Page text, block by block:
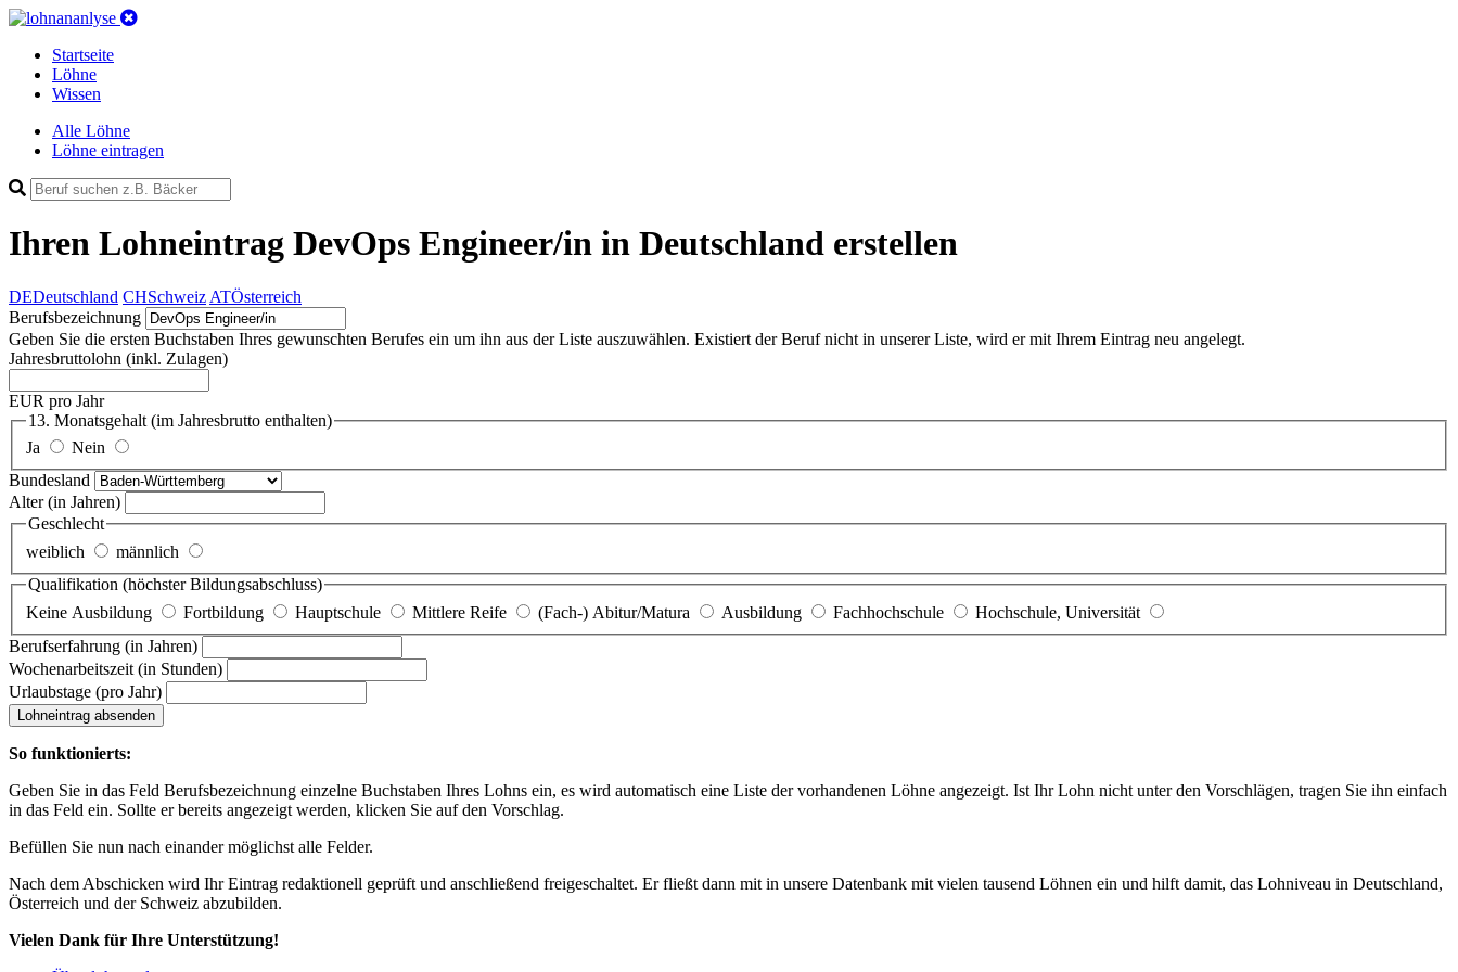
Startseite
Löhne
Wissen
Alle Löhne
Löhne eintragen
Ihren Lohneintrag DevOps Engineer/in in Deutschland erstellen
DEDeutschland CHSchweiz ATÖsterreich
Berufsbezeichnung
Geben Sie die ersten Buchstaben Ihres gewunschten Berufes ein um ihn aus der Liste auszuwählen. Existiert der Beruf nicht in unserer Liste, wird er mit Ihrem Eintrag neu angelegt.
Jahresbruttolohn (inkl. Zulagen)
EUR pro Jahr
13. Monatsgehalt (im Jahresbrutto enthalten)
Ja
Nein
Bundesland
Alter(in Jahren)
Geschlecht
weiblich
männlich
Qualifikation (höchster Bildungsabschluss)
Keine Ausbildung
Fortbildung Hauptschule Mittlere Reife (Fach-) Abitur/Matura Ausbildung Fachhochschule
Hochschule, Universität
Berufserfahrung (in Jahren)
Wochenarbeitszeit (in Stunden)
Urlaubstage (pro Jahr)
Lohneintrag absenden
So funktionierts:
Geben Sie in das Feld Berufsbezeichnung einzelne Buchstaben Ihres Lohns ein, es wird automatisch eine Liste der vorhandenen Löhne angezeigt. Ist Ihr Lohn nicht unter den Vorschlägen, tragen Sie ihn einfach
in das Feld ein. Sollte er bereits angezeigt werden, klicken Sie auf den Vorschlag.
Befüllen Sie nun nach einander möglichst alle Felder.
Nach dem Abschicken wird Ihr Eintrag redaktionell geprüft und anschließend freigeschaltet. Er fließt dann mit in unsere Datenbank mit vielen tausend Löhnen ein und hilft damit, das Lohniveau in Deutschland,
Österreich und der Schweiz abzubilden.
Vielen Dank für Ihre Unterstützung!